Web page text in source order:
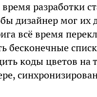
разработки
дизайнер мог их
всё время
бесконечные
коды цветов на